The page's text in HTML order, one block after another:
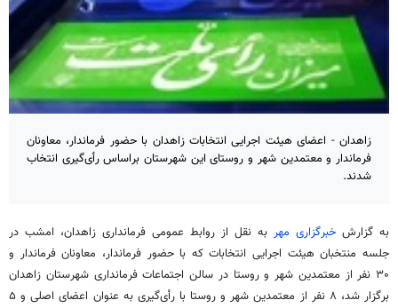
زاهدان - اعضای هیئت اجرایی انتخابات زاهدان با حضور فرماندار، معاونان
فرماندار و معتمدین شهر و روستای این شهرستان براساس رأی‌گیری انتخاب
شدند.
به گزارش خبرگزاری مهر به نقل از روابط عمومی فرمانداری زاهدان، امشب در
جلسه منتخبان هیئت اجرایی انتخابات که با حضور فرماندار، معاونان فرماندار و
۳۰ نفر از معتمدین شهر و روستا در سالن اجتماعات فرمانداری شهرستان زاهدان
برگزار شد، ۸ نفر از معتمدین شهر و روستا با رأی‌گیری به عنوان اعضای اصلی و ۵